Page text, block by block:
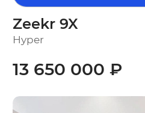
Zeekr 9X
Hyper
13 650 000 ₽